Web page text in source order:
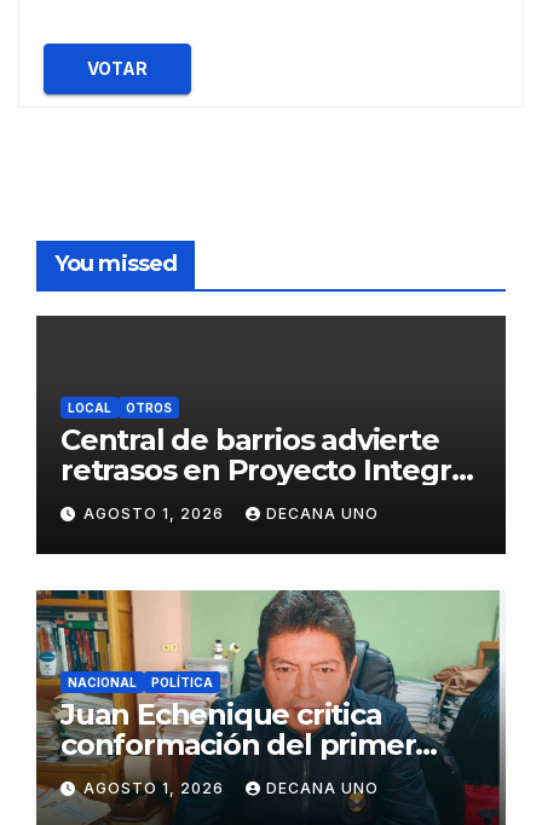
VOTAR
You missed
LOCAL OTROS
Central de barrios advierte
retrasos en Proyecto Integral
de Agua y Alcantarillado para
Juliaca
AGOSTO 1, 2026 DECANA UNO
NACIONAL POLÍTICA
Juan Echenique critica
conformación del primer
gabinete ministerial de Keiko
Fujimori
AGOSTO 1, 2026 DECANA UNO